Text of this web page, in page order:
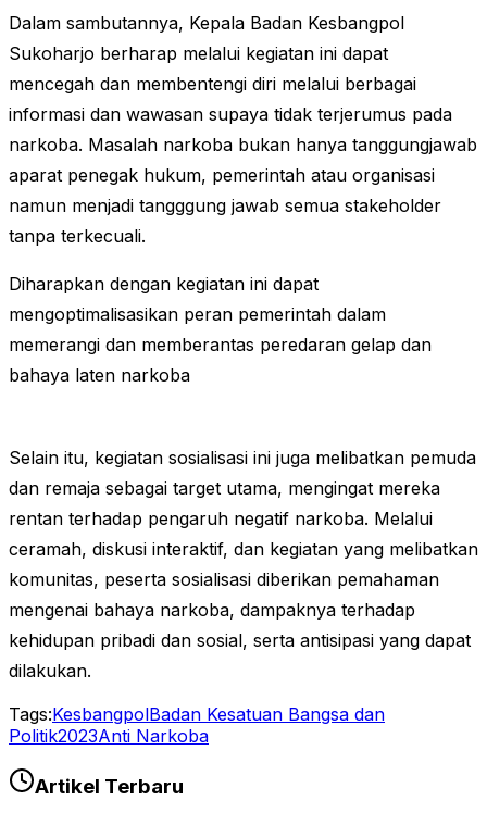
Dalam sambutannya, Kepala Badan Kesbangpol
Sukoharjo berharap melalui kegiatan ini dapat
mencegah dan membentengi diri melalui berbagai
informasi dan wawasan supaya tidak terjerumus pada
narkoba. Masalah narkoba bukan hanya tanggungjawab
aparat penegak hukum, pemerintah atau organisasi
namun menjadi tangggung jawab semua stakeholder
tanpa terkecuali.
Diharapkan dengan kegiatan ini dapat
mengoptimalisasikan peran pemerintah dalam
memerangi dan memberantas peredaran gelap dan
bahaya laten narkoba
Selain itu, kegiatan sosialisasi ini juga melibatkan pemuda
dan remaja sebagai target utama, mengingat mereka
rentan terhadap pengaruh negatif narkoba. Melalui
ceramah, diskusi interaktif, dan kegiatan yang melibatkan
komunitas, peserta sosialisasi diberikan pemahaman
mengenai bahaya narkoba, dampaknya terhadap
kehidupan pribadi dan sosial, serta antisipasi yang dapat
dilakukan.
Tags:KesbangpolBadan Kesatuan Bangsa dan
Politik2023Anti Narkoba
Artikel Terbaru